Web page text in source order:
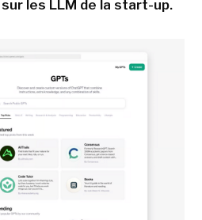
les LLM de la start-up.